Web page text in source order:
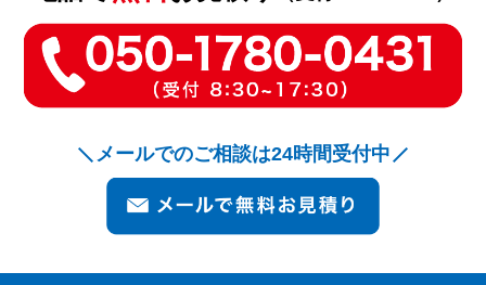
メールでのご相談は24時間受付中